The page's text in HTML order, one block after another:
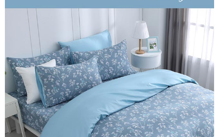
１．透過由恩沛科技股份有限公司提供之「AFTEE先享後付」服務完成之交
易，需依本服務之必要範圍內提供個人資料，並將交易相關給付款項請求債
權轉讓予恩沛科技股份有限公司。
２．關於個人資料處理事宜，請瀏覽以下網址：
https://aftee.tw/terms/#terms3
３．未成年的使用者請事先徵得法定代理人或監護人之同意方可使用
「AFTEE先享後付」，若未經同意申辦者引起之損失，本公司不負相關責
任。
４．使用「AFTEE先享後付」時，將依據個別帳號之用戶狀況，依本公司即
時審查核予不同之上限額度；若仍有額度不足之情形，本公司將視審查結果
請求用戶進行身份認證。
５．嚴禁一人註冊多個帳號或使用他人資訊註冊。若發現惡意使用之情形，
恩沛科技股份有限公司將有權停止該用戶之使用額度並採取法律行動。
每筆NT$100，滿NT$499(含以上)免運費
每筆NT$100，滿NT$499(含以上)免運費